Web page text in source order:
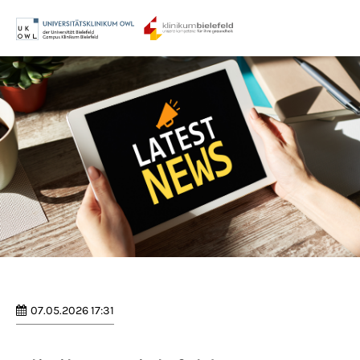
Login
Benutzername
Passwort
Anmelden
07.05.2026 17:31